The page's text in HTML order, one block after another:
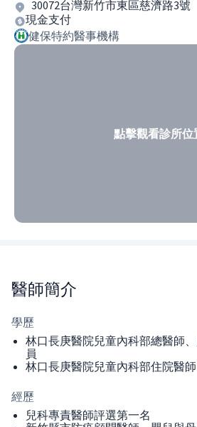
30072台灣新竹市東區慈濟路3號
現金支付
健保特約醫事機構
點擊觀看診所位
醫師簡介
學歷
林口長庚醫院兒童內科部總醫師
員
林口長庚醫院兒童內科部住院醫師
經歷
兒科專責醫師評選第一名